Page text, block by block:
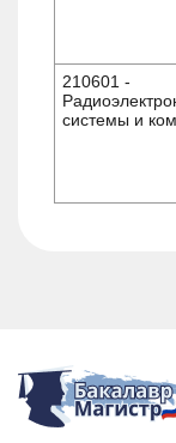
210601 -
системы и